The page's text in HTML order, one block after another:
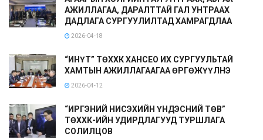
АЖИЛЛАГАА, ДАРАЛТТАЙ ГАЛ УНТРААХ
ДАДЛАГА СУРГУУЛИЛТАД ХАМРАГДЛАА
2026-04-18
“ИНҮТ” ТӨХХК ХАНСЕО ИХ СУРГУУЛЬТАЙ
ХАМТЫН АЖИЛЛАГААГАА ӨРГӨЖҮҮЛНЭ
2026-04-12
“ИРГЭНИЙ НИСЭХИЙН ҮНДЭСНИЙ ТӨВ”
ТӨХХК-ИЙН УДИРДЛАГУУД ТУРШЛАГА
СОЛИЛЦОВ